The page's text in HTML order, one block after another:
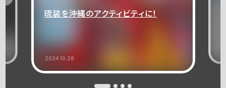
クティビティに！ 想い出アミーゴ